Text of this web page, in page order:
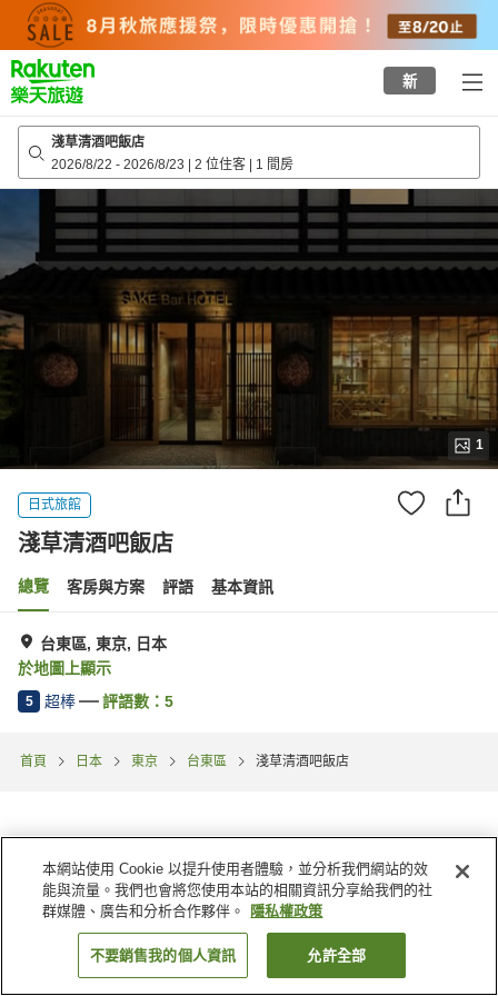
top
page
新
淺草清酒吧飯店
2026/8/22 - 2026/8/23 | 2 位住客 | 1 間房
1
日式旅館
淺草清酒吧飯店
總覽 客房與方案 評語 基本資訊
台東區, 東京, 日本
於地圖上顯示
5 超棒 評語數： 5
首頁 日本 東京 台東區 淺草清酒吧飯店
找客房
本網站使用 Cookie 以提升使用者體驗，並分析我們網站的效
能與流量。我們也會將您使用本站的相關資訊分享給我們的社
群媒體、廣告和分析合作夥伴。
隱私權政策
不要銷售我的個人資訊 允許全部